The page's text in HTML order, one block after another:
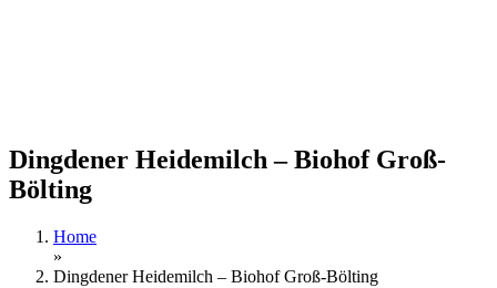
Dingdener Heidemilch – Biohof Groß-
Bölting
Home
»
Dingdener Heidemilch – Biohof Groß-Bölting